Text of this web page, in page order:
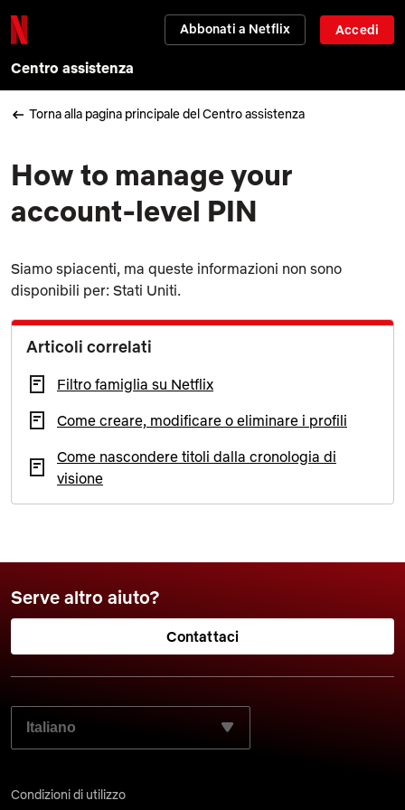
Abbonati a Netflix Accedi
Centro assistenza
Torna alla pagina principale del Centro assistenza
How to manage your
account-level PIN
Siamo spiacenti, ma queste informazioni non sono
disponibili per: Stati Uniti.
Articoli correlati
Filtro famiglia su Netflix
Come creare, modificare o eliminare i profili
Come nascondere titoli dalla cronologia di
visione
Serve altro aiuto?
Contattaci
SELEZIONA LA LINGUA PREFERITA:
Condizioni di utilizzo